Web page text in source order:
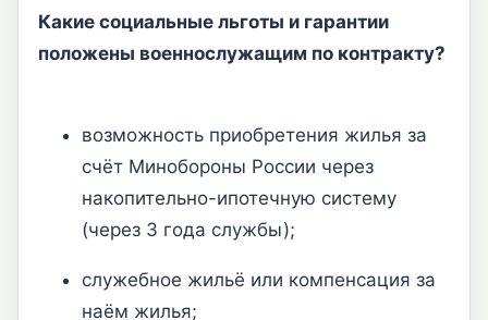
Какие социальные льготы и гарантии
положены военнослужащим по контракту?
возможность приобретения жилья за
счёт Минобороны России через
накопительно-ипотечную систему
(через 3 года службы);
служебное жильё или компенсация за
наём жилья;